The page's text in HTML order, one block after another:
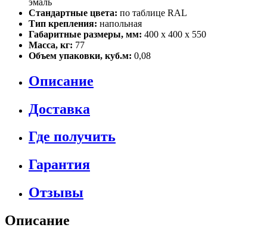
Стандартные цвета: по таблице RAL
Тип крепления: напольная
Габаритные размеры, мм: 400 х 400 х 550
Масса, кг: 77
Объем упаковки, куб.м: 0,08
Описание
Доставка
Где получить
Гарантия
Отзывы
Описание